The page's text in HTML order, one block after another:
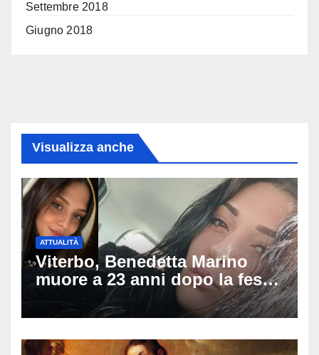
Settembre 2018
Giugno 2018
Visualizza anche
ATTUALITÀ
Viterbo, Benedetta Marino
muore a 23 anni dopo la festa
di compleanno: trovata senza
vita nell’ex consorzio, è giallo